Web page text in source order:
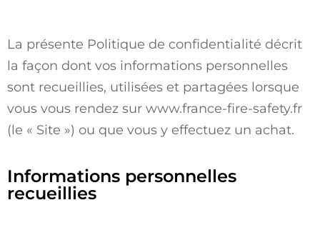
La présente Politique de confidentialité décrit
la façon dont vos informations personnelles
sont recueillies, utilisées et partagées lorsque
vous vous rendez sur www.france-fire-safety.fr
(le « Site ») ou que vous y effectuez un achat.
Informations personnelles
recueillies